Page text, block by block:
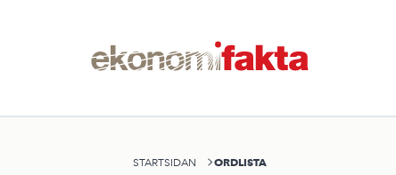
STARTSIDAN ORDLISTA